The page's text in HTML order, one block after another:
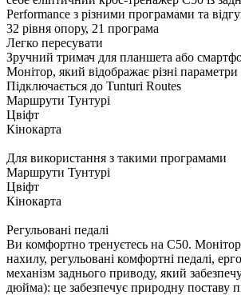
Performance з різними програмами та
32 рівня опору, 21 програма
Легко пересувати
Зручний тримач для планшета або
Монітор, який відображає різні параметри
Підключається до Tunturi Routes
Маршрути Тунтурі
Цвіфт
Кінокарта
Для використання з такими програмами
Маршрути Тунтурі
Цвіфт
Кінокарта
Регульовані педалі
Ви комфортно тренуєтесь на C50.
нахилу, регульовані комфортні педалі,
механізм заднього приводу, який
дюйма): це забезпечує природну поставу